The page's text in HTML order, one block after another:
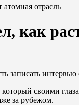
отрасль
как
записать
своими
за рубежом.